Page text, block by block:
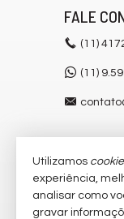
FALE
(11)
(11)
VEJA
receba
Utilizamos
experiência,
analisar como
gravar